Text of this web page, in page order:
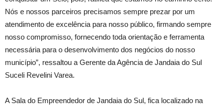
Nós e nossos parceiros precisamos sempre prezar por um
atendimento de excelência para nosso público, firmando sempre
nosso compromisso, fornecendo toda orientação e ferramenta
necessária para o desenvolvimento dos negócios do nosso
município”, ressaltou a Gerente da Agência de Jandaia do Sul
Suceli Revelini Varea.
A Sala do Empreendedor de Jandaia do Sul, fica localizado na